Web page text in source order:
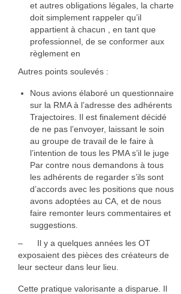
Documents
Adhérer
Comptes rendus des AG
Espace adhérent
et autres obligations légales, la charte
doit simplement rappeler qu’il
appartient à chacun , en tant que
professionnel, de se conformer aux
règlement en
Autres points soulevés :
Nous avions élaboré un questionnaire
sur la RMA à l’adresse des adhérents
Trajectoires. Il est finalement décidé
de ne pas l’envoyer, laissant le soin
au groupe de travail de le faire à
l’intention de tous les PMA s’il le juge
Par contre nous demandons à tous
les adhérents de regarder s’ils sont
d’accords avec les positions que nous
avons adoptées au CA, et de nous
faire remonter leurs commentaires et
suggestions.
– Il y a quelques années les OT
exposaient des pièces des créateurs de
leur secteur dans leur lieu.
Cette pratique valorisante a disparue . Il